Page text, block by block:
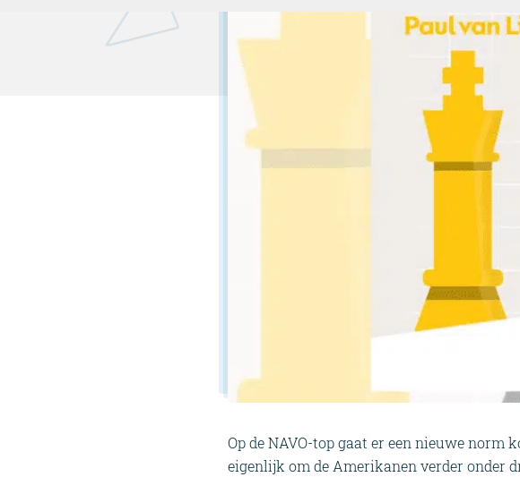
Op de NAVO-top gaat er een nieuwe
eigenlijk om de Amerikanen verder onder